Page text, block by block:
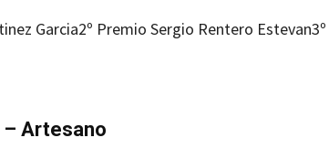
Garcia2º Premio Sergio Rentero Estevan
Artesano